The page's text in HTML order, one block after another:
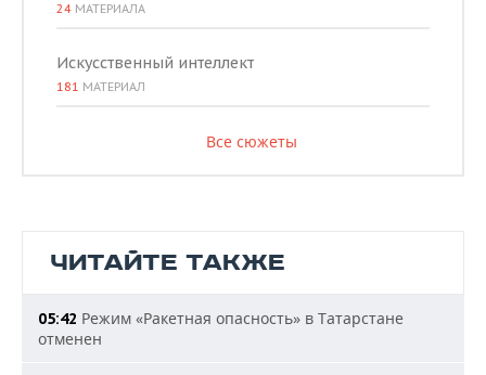
24 МАТЕРИАЛА
Искусственный интеллект
181 МАТЕРИАЛ
Все сюжеты
ЧИТАЙТЕ ТАКЖЕ
05:42 Режим «Ракетная опасность» в Татарстане
отменен